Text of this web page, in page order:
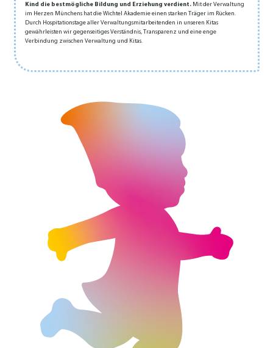
Kind die bestmögliche Bildung und Erziehung verdient.Mit der Verwaltung
im Herzen Münchens hat die Wichtel Akademie einen starken Träger im Rücken.
Durch Hospitationstage aller Verwaltungs­mitarbeitenden in unseren Kitas
gewährleisten wir gegenseitiges Verständnis, Transparenz und eine enge
Verbindung zwischen Verwaltung und Kitas.